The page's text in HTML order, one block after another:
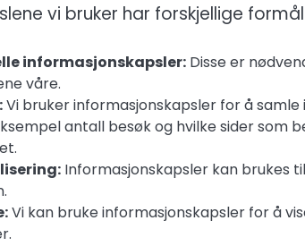
vi bruker har forskjellige
informasjonskapsler: Disse er
våre.
Vi bruker informasjonskapsler for å
antall besøk og hvilke sider som
Informasjonskapsler kan brukes
Vi kan bruke informasjonskapsler for å